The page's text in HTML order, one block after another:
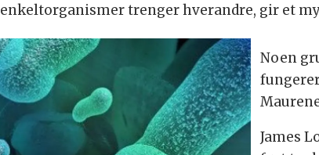
trenger hverandre, gir et
Noen
James